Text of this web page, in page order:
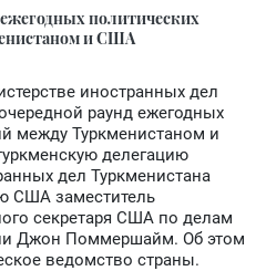
политических
и США
иностранных дел
раунд ежегодных
между Туркменистаном и
делегацию
дел Туркменистана
США заместитель
секретаря США по делам
Джон Поммершайм. Об этом
ведомство страны.